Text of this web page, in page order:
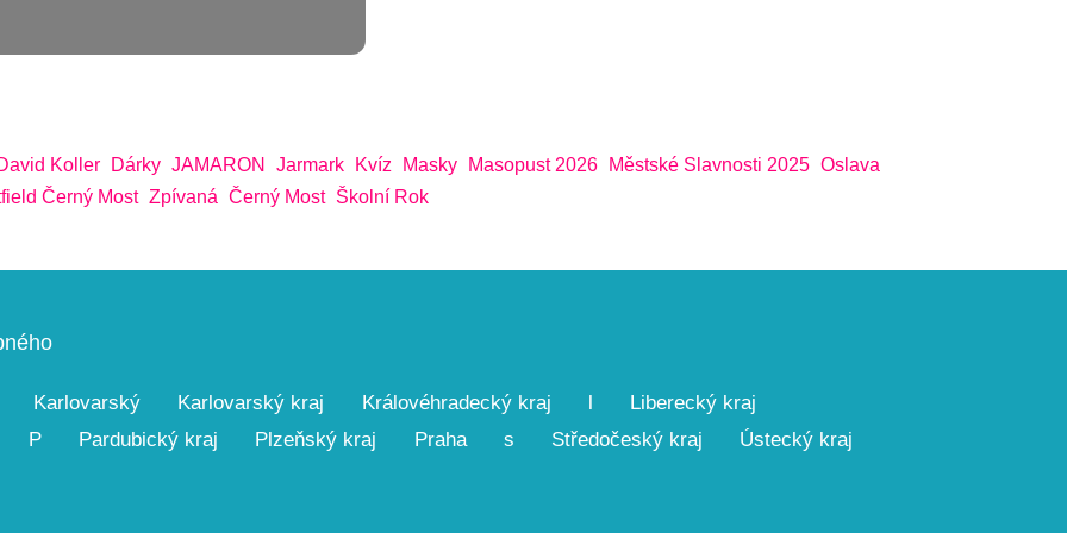
Koller Dárky JAMARON Jarmark Kvíz Masky Masopust 2026 Městské Slavnosti 2025 Oslava
Černý Most Zpívaná Černý Most Školní Rok
Karlovarský Karlovarský kraj Královéhradecký kraj l
Liberecký kraj
P
Pardubický kraj Plzeňský kraj Praha s Středočeský kraj Ústecký kraj